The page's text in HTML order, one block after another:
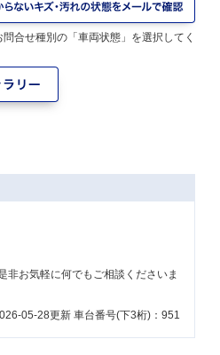
合せ種別の「車両状態」を選択してく
非お気軽に何でもご相談くださいま
05-28更新 車台番号(下3桁)：951